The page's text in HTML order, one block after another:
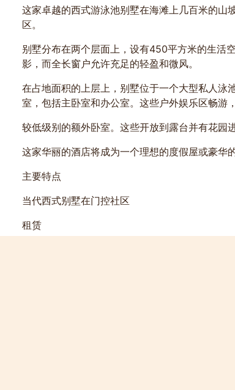
这家卓越的西式游泳池别墅在海滩上几百米的山
区。
别墅分布在两个层面上，设有450平方米的生活
影，而全长窗户允许充足的轻盈和微风。
在占地面积的上层上，别墅位于一个大型私人泳
室，包括主卧室和办公室。这些户外娱乐区畅游
较低级别的额外卧室。这些开放到露台并有花园进
这家华丽的酒店将成为一个理想的度假屋或豪华
主要特点
当代西式别墅在门控社区
租赁